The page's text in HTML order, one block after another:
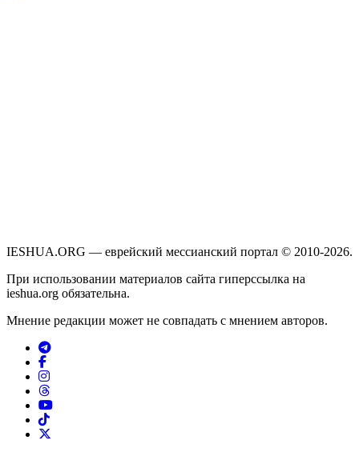
IESHUA.ORG — еврейский мессианский портал © 2010-2026.
При использовании материалов сайта гиперссылка на
ieshua.org обязательна.
Мнение редакции может не совпадать с мнением авторов.